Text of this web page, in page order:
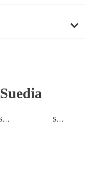
Suedia
Suedia de Nord Suedia de Sud